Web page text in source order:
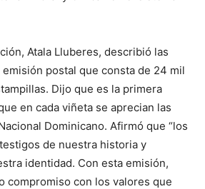
Atala Lluberes, describió las
postal que consta de 24 mil
Dijo que es la primera
en cada viñeta se aprecian las
Dominicano. Afirmó que “los
de nuestra historia y
identidad. Con esta emisión,
compromiso con los valores que